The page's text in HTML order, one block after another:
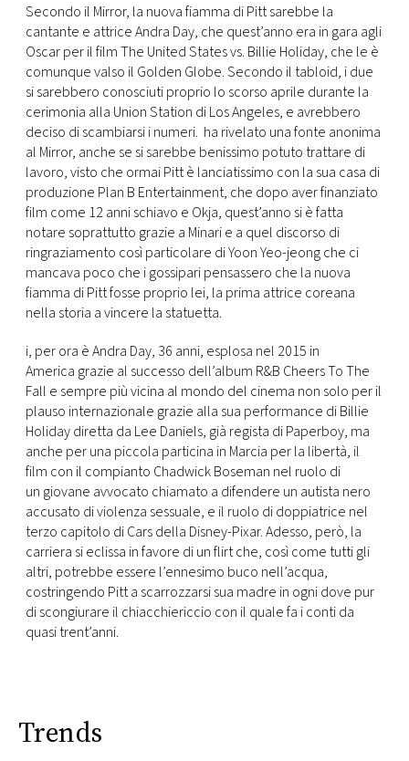
Secondo il Mirror, la nuova fiamma di Pitt sarebbe la
cantante e attrice Andra Day, che quest’anno era in gara agli
Oscar per il film The United States vs. Billie Holiday, che le è
comunque valso il Golden Globe. Secondo il tabloid, i due
si sarebbero conosciuti proprio lo scorso aprile durante la
cerimonia alla Union Station di Los Angeles, e avrebbero
deciso di scambiarsi i numeri. ha rivelato una fonte anonima
al Mirror, anche se si sarebbe benissimo potuto trattare di
lavoro, visto che ormai Pitt è lanciatissimo con la sua casa di
produzione Plan B Entertainment, che dopo aver finanziato
film come 12 anni schiavo e Okja, quest’anno si è fatta
notare soprattutto grazie a Minari e a quel discorso di
ringraziamento così particolare di Yoon Yeo-jeong che ci
mancava poco che i gossipari pensassero che la nuova
fiamma di Pitt fosse proprio lei, la prima attrice coreana
nella storia a vincere la statuetta.
i, per ora è Andra Day, 36 anni, esplosa nel 2015 in
America grazie al successo dell’album R&B Cheers To The
Fall e sempre più vicina al mondo del cinema non solo per il
plauso internazionale grazie alla sua performance di Billie
Holiday diretta da Lee Daniels, già regista di Paperboy, ma
anche per una piccola particina in Marcia per la libertà, il
film con il compianto Chadwick Boseman nel ruolo di
un giovane avvocato chiamato a difendere un autista nero
accusato di violenza sessuale, e il ruolo di doppiatrice nel
terzo capitolo di Cars della Disney-Pixar. Adesso, però, la
carriera si eclissa in favore di un flirt che, così come tutti gli
altri, potrebbe essere l’ennesimo buco nell’acqua,
costringendo Pitt a scarrozzarsi sua madre in ogni dove pur
di scongiurare il chiacchiericcio con il quale fa i conti da
quasi trent’anni.
Trends